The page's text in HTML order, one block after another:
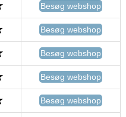
Besøg webshop
Besøg webshop
Besøg webshop
Besøg webshop
Besøg webshop